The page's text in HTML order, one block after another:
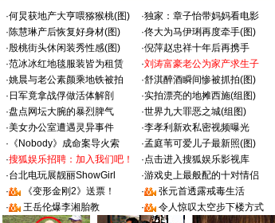
·何炅获地产大亨喂猕猴桃(图) ·独家：章子怡带妈妈看电影
·陈慧琳产后恢复好身材(图) ·佟大为马伊琍再度牵手(图)
·殷桃街头休闲装秀性感(图) ·倪萍赵忠祥十年后再携手
·范冰冰红地毯服装皆为租赁 ·刘涛富豪老公为家产求生子
·姚晨与老公素颜乘地铁被拍 ·舒淇醉酒瞬间惨被抓拍(图)
· 日军竟拿战俘做活体解剖 ·实拍漂亮的地摊西施(组图)
·盘点网坛大腕的暴烈脾气 ·世界九大罪恶之城(组图)
·美女办公室遭遇灵异事件 ·李孝利新欢私密视频曝光
· 《Nobody》成命案导火索 ·孟庭苇可爱儿子最新照(图)
·搜狐娱乐招聘：加入我们吧！ ·点击进入搜狐娱乐影视库
·台北电玩展靓丽ShowGirl ·游戏史上最般配的十对情侣
·
《变形金刚2》送票！ ·
张元首透露戒毒生活
·
王岳伦爆李湘胎教 · 令人惊叹太空步下楼方式